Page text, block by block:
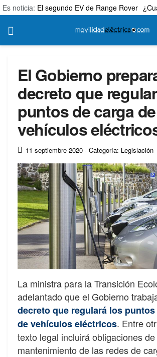
Es noticia: El segundo EV de Range Rover
El Gobierno
decreto que
puntos de carga de
vehículos
11 septiembre 2020 - Categoría: Legislación
La ministra para la Transición
adelantado que el Gobierno
decreto que regulará los
de vehículos eléctricos. Entre
texto legal incluirá obligaciones
mantenimiento de las redes de